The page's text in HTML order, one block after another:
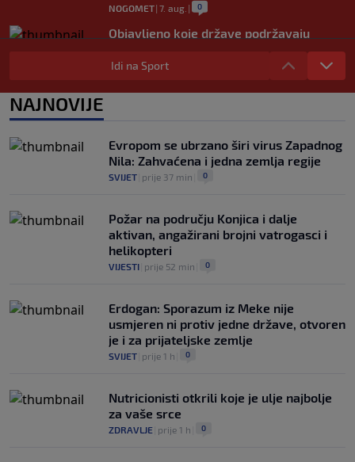
NOGOMET| 7. aug. | 0
Objavljeno koje države podržavaju
Infantina, a koje traže promjene: HNS
odavno zauzeo stranu
prvenstvo ispod cijene?
NOGOMET 7. aug. 0
Idi na Sport
NAJNOVIJE
Evropom se ubrzano širi virus Zapadnog
Nila: Zahvaćena i jedna zemlja regije
SVIJET prije 37 min 0
Požar na području Konjica i dalje
aktivan, angažirani brojni vatrogasci i
helikopteri
VIJESTI prije 52 min 0
Erdogan: Sporazum iz Meke nije
usmjeren ni protiv jedne države, otvoren
je i za prijateljske zemlje
SVIJET prije 1 h 0
Nutricionisti otkrili koje je ulje najbolje
za vaše srce
ZDRAVLJE prije 1 h 0